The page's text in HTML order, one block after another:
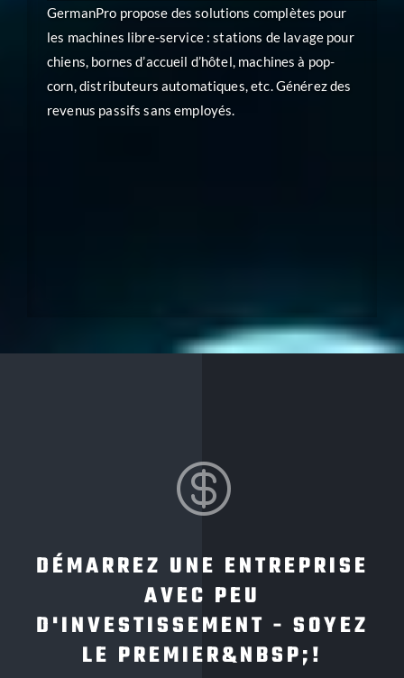
GermanPro propose des solutions complètes pour
les machines libre-service : stations de lavage pour
chiens, bornes d’accueil d’hôtel, machines à pop-
corn, distributeurs automatiques, etc. Générez des
revenus passifs sans employés.

DÉMARREZ UNE ENTREPRISE
AVEC PEU
D'INVESTISSEMENT - SOYEZ
LE PREMIER&NBSP;!